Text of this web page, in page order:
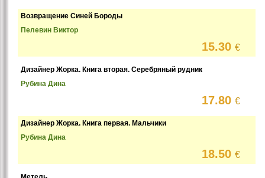
Возвращение Синей Бороды
Пелевин Виктор
15.30€
Дизайнер Жорка. Книга вторая. Серебряный рудник
Рубина Дина
17.80€
Дизайнер Жорка. Книга первая. Мальчики
Рубина Дина
18.50€